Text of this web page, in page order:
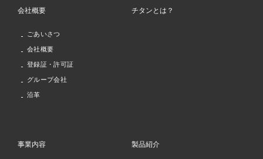
会社概要
ごあいさつ
会社概要
登録証・許可証
グループ会社
沿革
チタンとは？
事業内容 製品紹介